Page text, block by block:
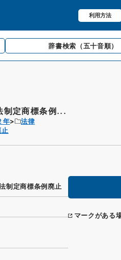
利用方法
辞書検索 （五十音順）
制定商標条例...
年
法律
マークがある
制定商標条例廃止